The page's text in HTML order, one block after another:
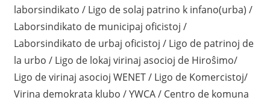
laborsindikato / Ligo de solaj patrino k infano(urba) /
Laborsindikato de municipaj oficistoj /
Laborsindikato de urbaj oficistoj / Ligo de patrinoj de
la urbo / Ligo de lokaj virinaj asocioj de Hiroŝimo/
Ligo de virinaj asocioj WENET / Ligo de Komercistoj/
Virina demokrata klubo / YWCA / Centro de komuna